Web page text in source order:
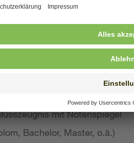
Ihre Bewerbung
Anschreiben
mit
und Ausbildungszeugnisse
mit Notenspiegel
Bachelor, Master, o.ä.)